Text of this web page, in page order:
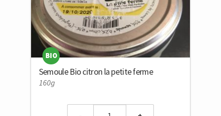
Semoule Bio citron la petite ferme
BIO
160g